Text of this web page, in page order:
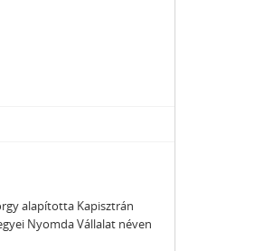
alapította Kapisztrán
Nyomda Vállalat néven